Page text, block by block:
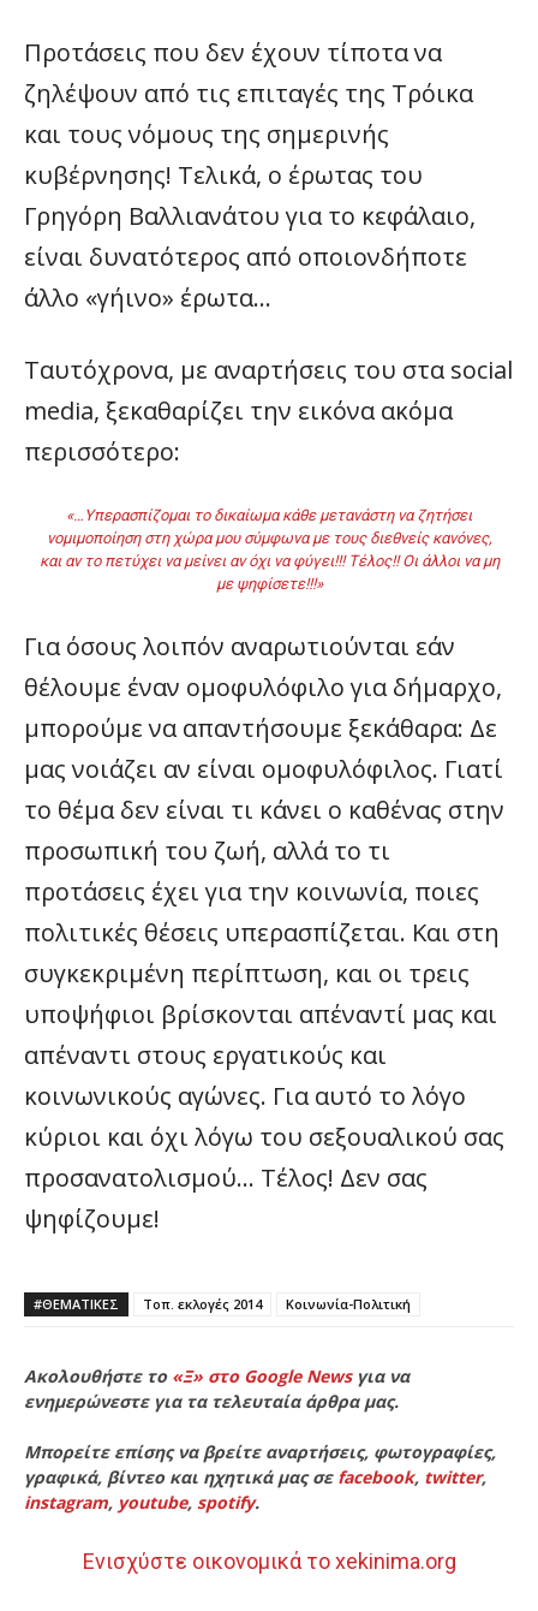
Προτάσεις που δεν έχουν τίποτα να
ζηλέψουν από τις επιταγές της Τρόικα
και τους νόμους της σημερινής
κυβέρνησης! Τελικά, ο έρωτας του
Γρηγόρη Βαλλιανάτου για το κεφάλαιο,
είναι δυνατότερος από οποιονδήποτε
άλλο «γήινο» έρωτα…
Ταυτόχρονα, με αναρτήσεις του στα social
media, ξεκαθαρίζει την εικόνα ακόμα
περισσότερο:
«…Υπερασπίζομαι το δικαίωμα κάθε μετανάστη να ζητήσει
νομιμοποίηση στη χώρα μου σύμφωνα με τους διεθνείς κανόνες,
και αν το πετύχει να μείνει αν όχι να φύγει!!! Τέλος!! Οι άλλοι να μη
με ψηφίσετε!!!»
Για όσους λοιπόν αναρωτιούνται εάν
θέλουμε έναν ομοφυλόφιλο για δήμαρχο,
μπορούμε να απαντήσουμε ξεκάθαρα: Δε
μας νοιάζει αν είναι ομοφυλόφιλος. Γιατί
το θέμα δεν είναι τι κάνει ο καθένας στην
προσωπική του ζωή, αλλά το τι
προτάσεις έχει για την κοινωνία, ποιες
πολιτικές θέσεις υπερασπίζεται. Και στη
συγκεκριμένη περίπτωση, και οι τρεις
υποψήφιοι βρίσκονται απέναντί μας και
απέναντι στους εργατικούς και
κοινωνικούς αγώνες. Για αυτό το λόγο
κύριοι και όχι λόγω του σεξουαλικού σας
προσανατολισμού… Τέλος! Δεν σας
ψηφίζουμε!
#ΘΕΜΑΤΙΚΈΣ Τοπ. εκλογές 2014 Κοινωνία-Πολιτική
Ακολουθήστε το «Ξ» στο Google Newsγια να
ενημερώνεστε για τα τελευταία άρθρα μας.
Μπορείτε επίσης να βρείτε αναρτήσεις, φωτογραφίες,
γραφικά, βίντεο και ηχητικά μας σε facebook, twitter,
instagram, youtube, spotify.
Ενισχύστε οικονομικά το xekinima.org